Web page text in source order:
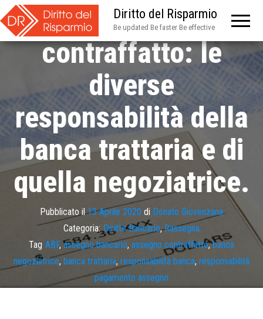
Diritto del Risparmio
Be updated Be faster Be effective
Assegno bancario
contraffatto: le
diverse
responsabilità della
banca trattaria e di
quella negoziatrice.
Pubblicato il13 Aprile 2020 di Donato Giovenzana
Categoria: Diritto Bancario,Rassegna
Tag ABF,assegno bancario, assegno contraffatto,banca
negoziatrice, banca trattaria, responsabilità banca, responsabilità
pagamento assegno